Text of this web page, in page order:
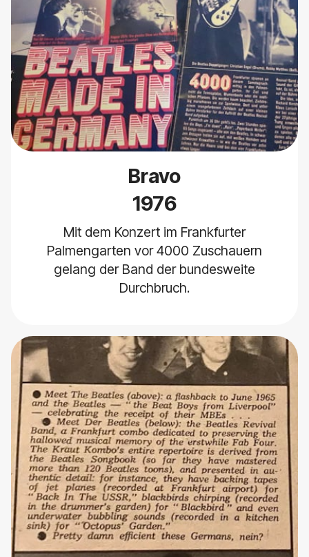
Bravo
1976
Mit dem Konzert im Frankfurter
Palmengarten vor 4000 Zuschauern
gelang der Band der bundesweite
Durchbruch.